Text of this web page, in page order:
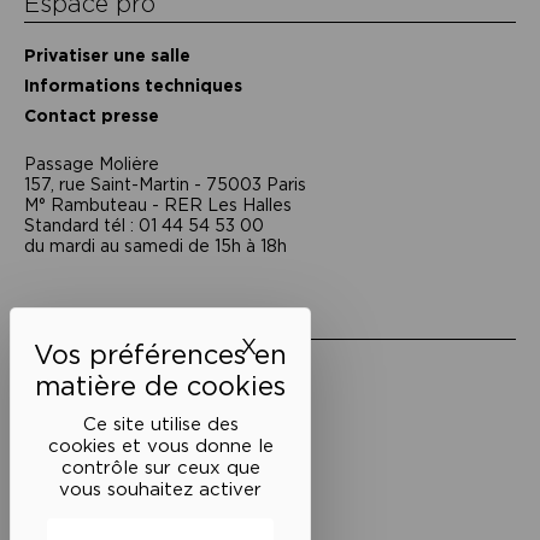
Ce site utilise des
cookies et vous donne le
contrôle sur ceux que
vous souhaitez activer
XMasquer le bandeau des
Privatiser une salle
Informations techniques
Contact presse
Passage Moliėre
157, rue Saint-Martin - 75003 Paris
M° Rambuteau - RER Les Halles
Standard tél : 01 44 54 53 00
du mardi au samedi de 15h à 18h
Mentions légales
Politique de confidentialité
Conditions générales de vente
Cookies